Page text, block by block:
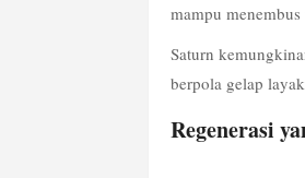
mampu
Saturn
berpola gelap
Regenerasi